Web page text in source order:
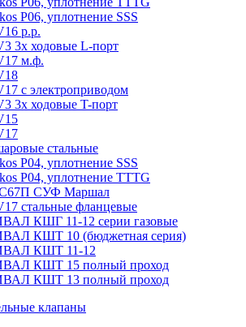
P06, уплотнение SSS
р.р.
3х ходовые L-порт
м.ф.
с электроприводом
3х ходовые T-порт
стальные
P04, уплотнение SSS
P04, уплотнение ТТТG
СУФ Маршал
стальные фланцевые
КШГ 11-12 серии газовые
КШТ 10 (бюджетная серия)
КШТ 11-12
КШТ 15 полный проход
КШТ 13 полный проход
клапаны